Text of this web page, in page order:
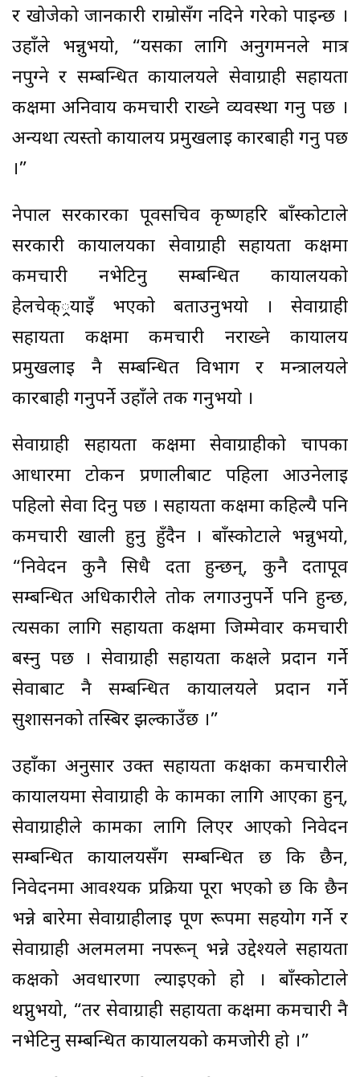
र खोजेको जानकारी राम्रोसँग नदिने गरेको पाइन्छ ।
उहाँले भन्नुभयो, “यसका लागि अनुगमनले मात्र
नपुग्ने र सम्बन्धित कार्यालयले सेवाग्राही सहायता
कक्षमा अनिवार्य कर्मचारी राख्ने व्यवस्था गर्नु पर्छ ।
अन्यथा त्यस्तो कार्यालय प्रमुखलाई कारबाही गर्नु पर्छ
।”
नेपाल सरकारका पूर्वसचिव कृष्णहरि बाँस्कोटाले
सरकारी कार्यालयका सेवाग्राही सहायता कक्षमा
कर्मचारी नभेटिनु सम्बन्धित कार्यालयको
हेलचेक््रयाइँ भएको बताउनुभयो । सेवाग्राही
सहायता कक्षमा कर्मचारी नराख्ने कार्यालय
प्रमुखलाई नै सम्बन्धित विभाग र मन्त्रालयले
कारबाही गर्नुपर्ने उहाँले तर्क गर्नुभयो ।
सेवाग्राही सहायता कक्षमा सेवाग्राहीको चापका
आधारमा टोकन प्रणालीबाट पहिला आउनेलाई
पहिलो सेवा दिनु पर्छ । सहायता कक्षमा कहिल्यै पनि
कर्मचारी खाली हुनु हुँदैन । बाँस्कोटाले भन्नुभयो,
“निवेदन कुनै सिधै दर्ता हुन्छन्, कुनै दर्तापूर्व
सम्बन्धित अधिकारीले तोक लगाउनुपर्ने पनि हुन्छ,
त्यसका लागि सहायता कक्षमा जिम्मेवार कर्मचारी
बस्नु पर्छ । सेवाग्राही सहायता कक्षले प्रदान गर्ने
सेवाबाट नै सम्बन्धित कार्यालयले प्रदान गर्ने
सुशासनको तस्बिर झल्काउँछ ।”
उहाँका अनुसार उक्त सहायता कक्षका कर्मचारीले
कार्यालयमा सेवाग्राही के कामका लागि आएका हुन्,
सेवाग्राहीले कामका लागि लिएर आएको निवेदन
सम्बन्धित कार्यालयसँग सम्बन्धित छ कि छैन,
निवेदनमा आवश्यक प्रक्रिया पूरा भएको छ कि छैन
भन्ने बारेमा सेवाग्राहीलाई पूर्ण रूपमा सहयोग गर्ने र
सेवाग्राही अलमलमा नपरून् भन्ने उद्देश्यले सहायता
कक्षको अवधारणा ल्याइएको हो । बाँस्कोटाले
थप्नुभयो, “तर सेवाग्राही सहायता कक्षमा कर्मचारी नै
नभेटिनु सम्बन्धित कार्यालयको कमजोरी हो ।”